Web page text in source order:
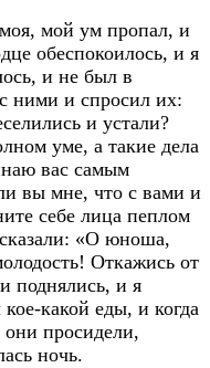
мой ум пропал, и
обеспокоилось, и я
и не был в
ними и спросил их:
и устали?
уме, а такие дела
вас самым
вы мне, что с вами и
себе лица пеплом
«О юноша,
Откажись от
поднялись, и я
какой еды, и когда
просидели,
ночь.